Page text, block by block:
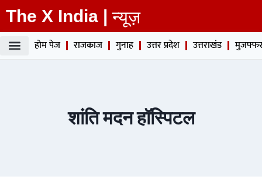
The X India | न्यूज़
होम पेज राजकाज गुनाह उत्तर प्रदेश उत्तराखंड
शांति मदन हॉस्पिटल